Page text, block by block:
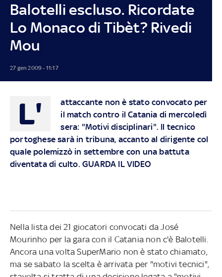
Balotelli escluso. Ricordate
Lo Monaco di Tibèt? Rivedi
Mou
27 gen 2009 - 11:17
L'
attaccante non è stato convocato per
il match contro il Catania di mercoledì
sera: "Motivi disciplinari". Il tecnico
portoghese sarà in tribuna, accanto al dirigente col
quale polemizzò in settembre con una battuta
diventata di culto. GUARDA IL VIDEO
Nella lista dei 21 giocatori convocati da José
Mourinho per la gara con il Catania non c'è Balotelli.
Ancora una volta SuperMario non è stato chiamato,
ma se sabato la scelta è arrivata per "motivi tecnici",